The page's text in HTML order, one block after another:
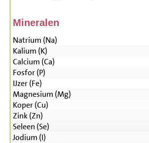
Mineralen
Natrium (Na)
Kalium (K)
Calcium (Ca)
Fosfor (P)
IJzer (Fe)
Magnesium (Mg)
Koper (Cu)
Zink (Zn)
Seleen (Se)
Jodium (I)